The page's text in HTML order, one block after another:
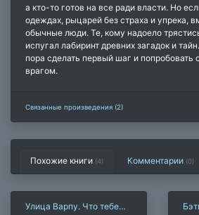
а кто-то готов на все ради власти. Но
одеждах, рыцарей без страха и упрека,
обычные люди. Те, кому надоело
испугал лабиринт древних загадок и
пора сделать первый шаг и попробовать
врагом.
Связанные произведения (2)
Похожие книги (4) Комментарии (0)
Улица Варпу. Что тебе